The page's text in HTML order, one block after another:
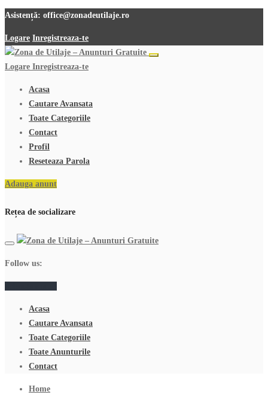
Asistență: office@zonadeutilaje.ro
Logare Inregistreaza-te
Logare Inregistreaza-te
Acasa
Cautare Avansata
Toate Categoriile
Contact
Profil
Reseteaza Parola
Adauga anunt
Rețea de socializare
Follow us:
Acasa
Cautare Avansata
Toate Categoriile
Toate Anunturile
Contact
Home